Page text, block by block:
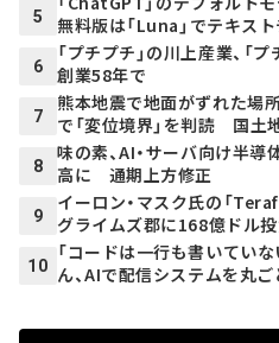
5
無料版は「Luna」でテキス
6
「プチプチ」の川上産業、「
創業58年で
7
熊本地震で地面がずれた場
で「変位境界」を判読 国土
8
味の素、AI・サーバ向け半
高に 通期上方修正
9
イーロン・マスク氏の「
グライムズ郡に168億ドル
10
「コードは一行も書いてい
ん、AIで配信システムを丸